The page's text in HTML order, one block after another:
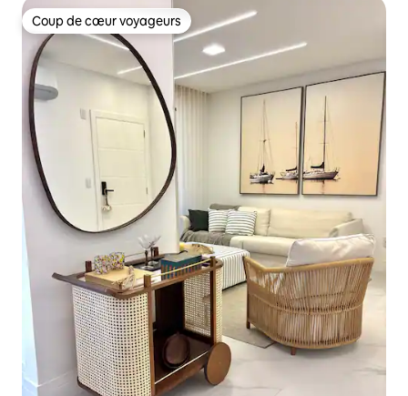
Coup de cœur voyageurs
Coup de cœur voyageurs